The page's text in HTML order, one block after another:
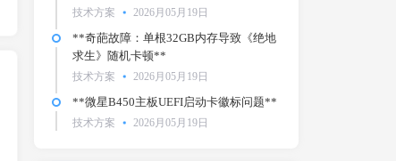
技术方案 2026月05月19日
**奇葩故障：单根32GB内存导致《绝地
求生》随机卡顿**
技术方案 2026月05月19日
**微星B450主板UEFI启动卡徽标问题**
技术方案 2026月05月19日